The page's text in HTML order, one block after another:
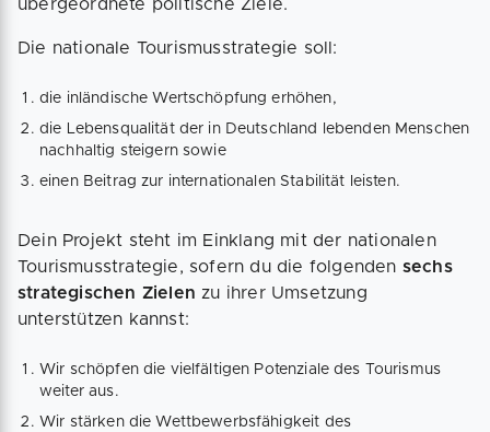
übergeordnete politische Ziele.
Die nationale Tourismusstrategie soll:
die inländische Wertschöpfung erhöhen,
die Lebensqualität der in Deutschland lebenden Menschen
nachhaltig steigern sowie
einen Beitrag zur internationalen Stabilität leisten.
Dein Projekt steht im Einklang mit der nationalen
Tourismusstrategie, sofern du die folgenden sechs
strategischen Zielen zu ihrer Umsetzung
unterstützen kannst:
Wir schöpfen die vielfältigen Potenziale des Tourismus
weiter aus.
Wir stärken die Wettbewerbsfähigkeit des